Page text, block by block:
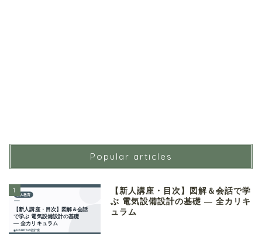
Popular articles
1
【新人講座・目次】図解＆会話で学
ぶ 電気設備設計の基礎 ― 全カリキ
ュラム